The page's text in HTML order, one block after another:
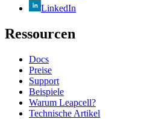
LinkedIn
Ressourcen
Docs
Preise
Support
Beispiele
Warum Leapcell?
Technische Artikel